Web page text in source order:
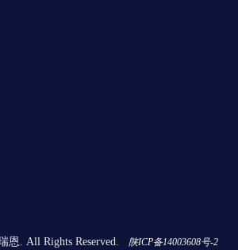
恩. All Rights Reserved. 陕ICP备14003608号-2